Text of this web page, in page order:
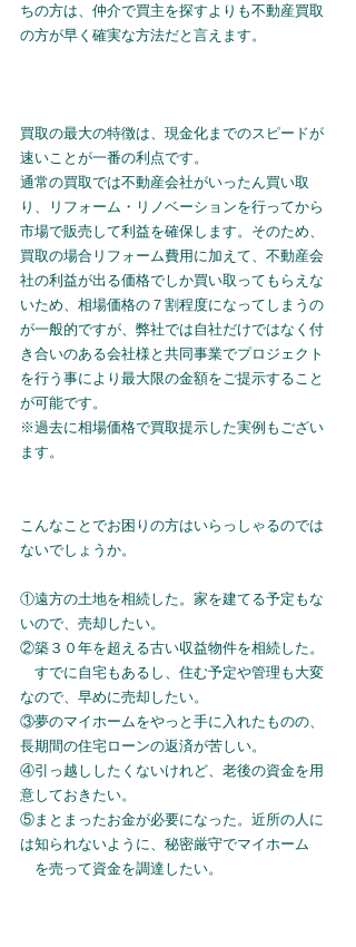
ちの方は、仲介で買主を探すよりも不動産買取
の方が早く確実な方法だと言えます。
買取の最大の特徴は、現金化までのスピードが
速いことが一番の利点です。
通常の買取では不動産会社がいったん買い取
り、リフォーム・リノベーションを行ってから
市場で販売して利益を確保します。そのため、
買取の場合リフォーム費用に加えて、不動産会
社の利益が出る価格でしか買い取ってもらえな
いため、相場価格の７割程度になってしまうの
が一般的ですが、弊社では自社だけではなく付
き合いのある会社様と共同事業でプロジェクト
を行う事により最大限の金額をご提示すること
が可能です。
※過去に相場価格で買取提示した実例もござい
ます。
こんなことでお困りの方はいらっしゃるのでは
ないでしょうか。
①遠方の土地を相続した。家を建てる予定もな
いので、売却したい。
②築３０年を超える古い収益物件を相続した。
すでに自宅もあるし、住む予定や管理も大変
なので、早めに売却したい。
③夢のマイホームをやっと手に入れたものの、
長期間の住宅ローンの返済が苦しい。
④引っ越ししたくないけれど、老後の資金を用
意しておきたい。
⑤まとまったお金が必要になった。近所の人に
は知られないように、秘密厳守でマイホーム
を売って資金を調達したい。